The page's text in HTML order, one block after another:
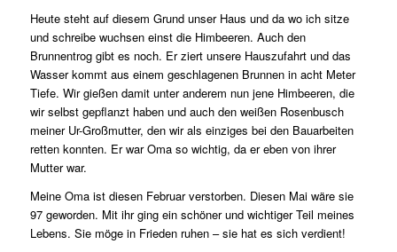
Heute steht auf diesem Grund unser Haus und da wo ich sitze
und schreibe wuchsen einst die Himbeeren. Auch den
Brunnentrog gibt es noch. Er ziert unsere Hauszufahrt und das
Wasser kommt aus einem geschlagenen Brunnen in acht Meter
Tiefe. Wir gießen damit unter anderem nun jene Himbeeren, die
wir selbst gepflanzt haben und auch den weißen Rosenbusch
meiner Ur-Großmutter, den wir als einziges bei den Bauarbeiten
retten konnten. Er war Oma so wichtig, da er eben von ihrer
Mutter war.
Meine Oma ist diesen Februar verstorben. Diesen Mai wäre sie
97 geworden. Mit ihr ging ein schöner und wichtiger Teil meines
Lebens. Sie möge in Frieden ruhen – sie hat es sich verdient!